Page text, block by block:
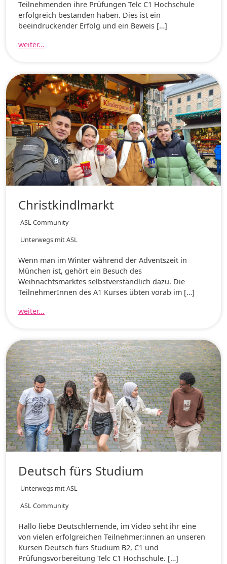
Teilnehmenden ihre Prüfungen Telc C1 Hochschule
erfolgreich bestanden haben. Dies ist ein
beeindruckender Erfolg und ein Beweis […]
weiter...
Christkindlmarkt
ASL Community
Unterwegs mit ASL
Wenn man im Winter während der Adventszeit in
München ist, gehört ein Besuch des
Weihnachtsmarktes selbstverständlich dazu. Die
TeilnehmerInnen des A1 Kurses übten vorab im […]
weiter...
Deutsch fürs Studium
Unterwegs mit ASL
ASL Community
Hallo liebe Deutschlernende, im Video seht ihr eine
von vielen erfolgreichen Teilnehmer:innen an unseren
Kursen Deutsch fürs Studium B2, C1 und
Prüfungsvorbereitung Telc C1 Hochschule. […]